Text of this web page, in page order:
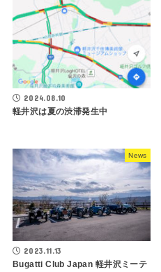
2024.08.10
軽井沢は夏の渋滞発生中
News
2023.11.13
Bugatti Club Japan 軽井沢ミーテ